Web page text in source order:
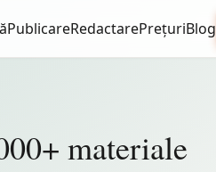
PublicareRedactarePrețuriBlog
materiale